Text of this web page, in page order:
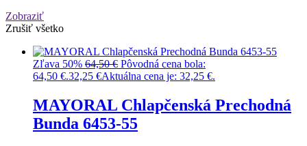
Zobraziť
Zrušiť všetko
Zľava 50% 64,50€ Pôvodná cena bola:
64,50 €.32,25 €Aktuálna cena je: 32,25 €.
MAYORAL Chlapčenská Prechodná
Bunda 6453-55